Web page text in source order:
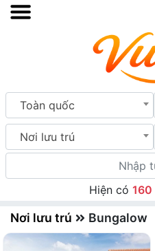
Toàn quốc
Nơi lưu trú
Hiện có 160
Nơi lưu trú Bungalow